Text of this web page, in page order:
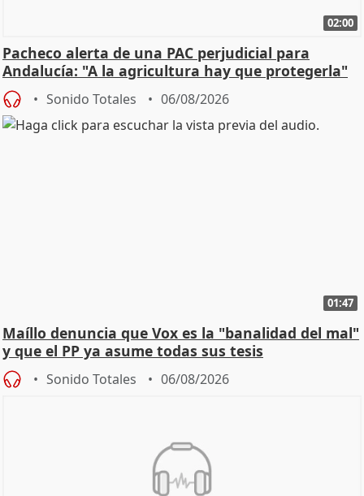
02:00
Pacheco alerta de una PAC perjudicial para
Andalucía: "A la agricultura hay que protegerla"
Sonido Totales 06/08/2026
01:47
Maíllo denuncia que Vox es la "banalidad del mal"
y que el PP ya asume todas sus tesis
Sonido Totales 06/08/2026